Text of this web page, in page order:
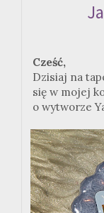
Cześć,
Dzisiaj na
się w mojej
o wytworze